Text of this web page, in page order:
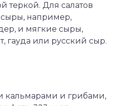
теркой. Для салатов
например,
и мягкие сыры,
гауда или русский сыр.